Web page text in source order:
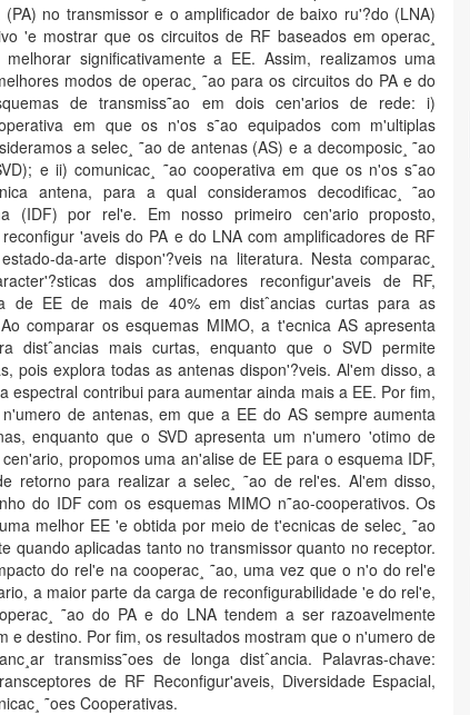
(PA) no transmissor e o amplificador de baixo ru'?do (LNA)
'e mostrar que os circuitos de RF baseados em operac¸
significativamente a EE. Assim, realizamos uma
modos de operac¸ ˜ao para os circuitos do PA e do
de transmiss˜ao em dois cen'arios de rede: i)
em que os n'os s˜ao equipados com m'ultiplas
a selec¸ ˜ao de antenas (AS) e a decomposic¸ ˜ao
e ii) comunicac¸ ˜ao cooperativa em que os n'os s˜ao
antena, para a qual consideramos decodificac¸ ˜ao
(IDF) por rel'e. Em nosso primeiro cen'ario proposto,
'aveis do PA e do LNA com amplificadores de RF
da-arte dispon'?veis na literatura. Nesta comparac¸
dos amplificadores reconfigur'aveis de RF,
de EE de mais de 40% em distˆancias curtas para as
comparar os esquemas MIMO, a t'ecnica AS apresenta
distˆancias mais curtas, enquanto que o SVD permite
pois explora todas as antenas dispon'?veis. Al'em disso, a
espectral contribui para aumentar ainda mais a EE. Por fim,
de antenas, em que a EE do AS sempre aumenta
enquanto que o SVD apresenta um n'umero 'otimo de
propomos uma an'alise de EE para o esquema IDF,
retorno para realizar a selec¸ ˜ao de rel'es. Al'em disso,
do IDF com os esquemas MIMO n˜ao-cooperativos. Os
melhor EE 'e obtida por meio de t'ecnicas de selec¸ ˜ao
quando aplicadas tanto no transmissor quanto no receptor.
do rel'e na cooperac¸ ˜ao, uma vez que o n'o do rel'e
a maior parte da carga de reconfigurabilidade 'e do rel'e,
˜ao do PA e do LNA tendem a ser razoavelmente
e destino. Por fim, os resultados mostram que o n'umero de
transmiss˜oes de longa distˆancia. Palavras-chave:
de RF Reconfigur'aveis, Diversidade Espacial,
˜oes Cooperativas.